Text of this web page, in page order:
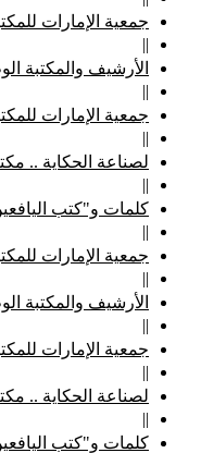
جمعية الإمارات
||
الأرشيف والمكتبة
||
جمعية الإمارات
||
لصناعة الحكاية ..
||
كلمات و"كتب اليافعين" تهديان 350 كتاباً
||
جمعية الإمارات
||
الأرشيف والمكتبة
||
جمعية الإمارات
||
لصناعة الحكاية ..
||
كلمات و"كتب اليافعين" تهديان 350 كتاباً